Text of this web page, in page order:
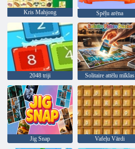
Kris Mahjong Spēļu arēna
2048 triji Solitaire attēlu mīklas
Jig Snap Vafeļu Vārdi